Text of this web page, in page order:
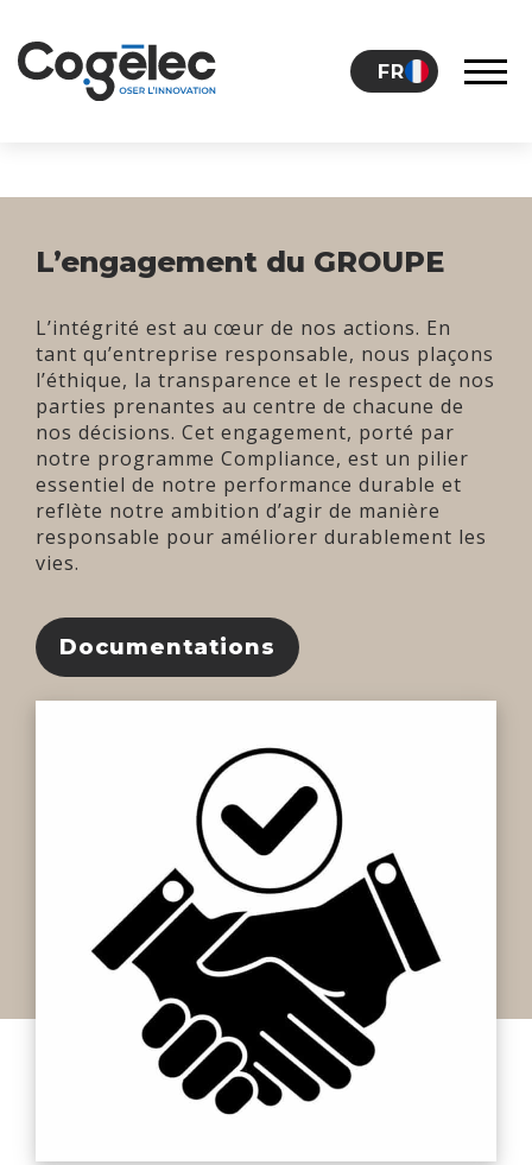
FR
LE GROUPE
CARRIÈRES
NOS ACTUALITÉS
CONTACT
L’engagement du GROUPE
L’intégrité est au cœur de nos actions. En
tant qu’entreprise responsable, nous plaçons
l’éthique, la transparence et le respect de nos
parties prenantes au centre de chacune de
nos décisions. Cet engagement, porté par
notre programme Compliance, est un pilier
essentiel de notre performance durable et
reflète notre ambition d’agir de manière
responsable pour améliorer durablement les
vies.
Documentations